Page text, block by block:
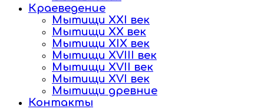
Краеведение
Мытищи XXI век
Мытищи XX век
Мытищи XIX век
Мытищи XVIII век
Мытищи XVII век
Мытищи XVI век
Мытищи древние
Контакты